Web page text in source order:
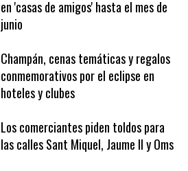
Un millón de turistas se han alojado
en 'casas de amigos' hasta el mes de
junio
Champán, cenas temáticas y regalos
conmemorativos por el eclipse en
hoteles y clubes
Los comerciantes piden toldos para